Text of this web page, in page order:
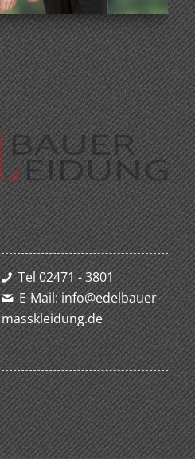
Tel 02471 - 3801
E-Mail: info@edelbauer-
masskleidung.de